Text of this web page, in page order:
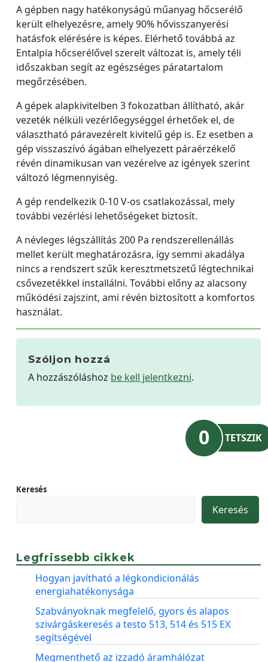
A gépben nagy hatékonyságú műanyag hőcserélő
került elhelyezésre, amely 90% hővisszanyerési
hatásfok elérésére is képes. Elérhető továbbá az
Entalpia hőcserélővel szerelt változat is, amely téli
időszakban segít az egészséges páratartalom
megőrzésében.
A gépek alapkivitelben 3 fokozatban állítható, akár
vezeték nélküli vezérlőegységgel érhetőek el, de
választható páravezérelt kivitelű gép is. Ez esetben a
gép visszaszívó ágában elhelyezett páraérzékelő
révén dinamikusan van vezérelve az igények szerint
változó légmennyiség.
A gép rendelkezik 0-10 V-os csatlakozással, mely
további vezérlési lehetőségeket biztosít.
A névleges légszállítás 200 Pa rendszerellenállás
mellet került meghatározásra, így semmi akadálya
nincs a rendszert szűk keresztmetszetű légtechnikai
csővezetékkel installálni. További előny az alacsony
működési zajszint, ami révén biztosított a komfortos
használat.
Szóljon hozzá
A hozzászóláshoz be kell jelentkezni.
0 TETSZIK
Keresés
Keresés
Legfrissebb cikkek
Hogyan javítható a légkondicionálás
energiahatékonysága
Szabványoknak megfelelő, gyors és alapos
szivárgáskeresés a testo 513, 514 és 515 EX
segítségével
Megmenthető az izzadó áramhálózat